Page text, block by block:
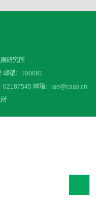
研究所
邮编：100081
62187545 邮箱：iae@caas.cn